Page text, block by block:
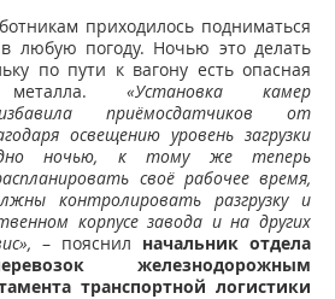
приходилось подниматься
любую погоду. Ночью это делать
по пути к вагону есть опасная
металла. «Установка камер
приёмосдатчиков от
освещению уровень загрузки
ночью, к тому же теперь
своё рабочее время,
контролировать разгрузку и
корпусе завода и на других
– пояснил начальник отдела
железнодорожным
транспортной логистики